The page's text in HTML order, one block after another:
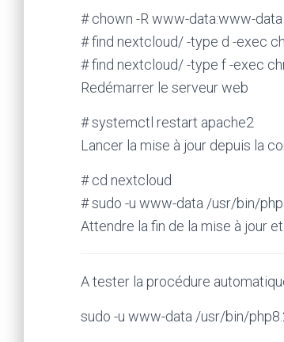
# chown -R www-data:www-
# find nextcloud/ -type d -exec
# find nextcloud/ -type f -exec
Redémarrer le serveur web
# systemctl restart apache2
Lancer la mise à jour depuis la
# cd nextcloud
# sudo -u www-data /usr/bin/
Attendre la fin de la mise à jour
A tester la procédure
sudo -u www-data /usr/bin/